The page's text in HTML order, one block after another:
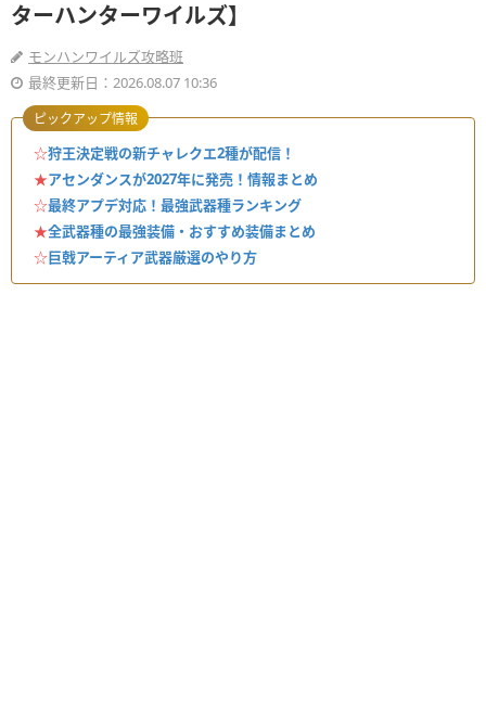
ターハンターワイルズ】
モンハンワイルズ攻略班
最終更新日：2026.08.07 10:36
☆狩王決定戦の新チャレクエ2種が配信！
★アセンダンスが2027年に発売！情報まとめ
☆最終アプデ対応！最強武器種ランキング
★全武器種の最強装備・おすすめ装備まとめ
☆巨戟アーティア武器厳選のやり方
ピックアップ情報